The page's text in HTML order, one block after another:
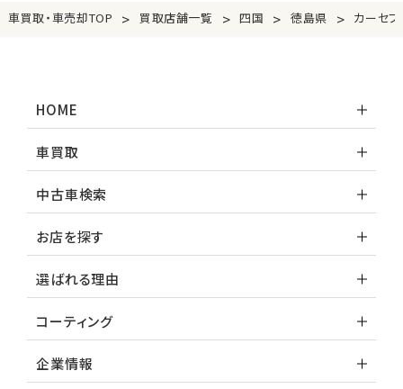
車買取・車売却TOP > 買取店舗一覧 > 四国 > 徳島県 > カーセ
HOME
車買取
中古車検索
お店を探す
選ばれる理由
コーティング
企業情報